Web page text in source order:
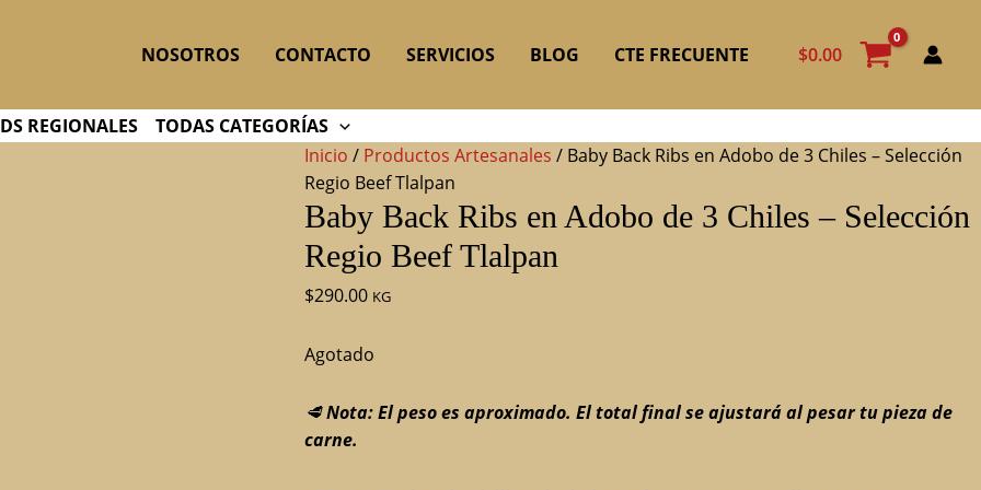
NOSOTROS CONTACTO SERVICIOS BLOG CTE FRECUENTE $0.00
REGIONALES
TODAS CATEGORÍAS
Inicio / Productos Artesanales / Baby Back Ribs en Adobo de 3 Chiles – Selección
Regio Beef Tlalpan
Baby Back Ribs en Adobo de 3 Chiles – Selección
Regio Beef Tlalpan
$290.00 KG
Agotado
🥩Nota: El peso es aproximado. El total final se ajustará al pesar tu pieza de
carne.